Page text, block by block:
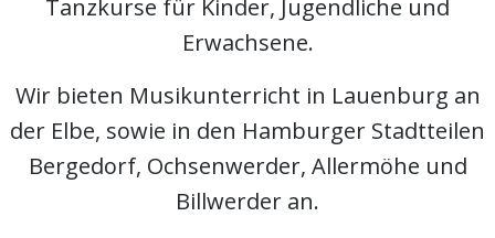
Tanzkurse für Kinder, Jugendliche und
Erwachsene.
Wir bieten Musikunterricht in Lauenburg an
der Elbe, sowie in den Hamburger Stadtteilen
Bergedorf, Ochsenwerder, Allermöhe und
Billwerder an.